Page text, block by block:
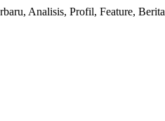
Analisis, Profil, Feature,